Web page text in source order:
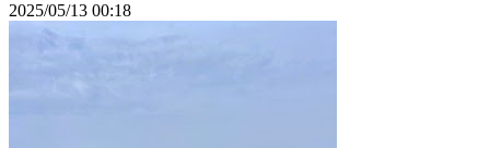
2025/05/13 00:18